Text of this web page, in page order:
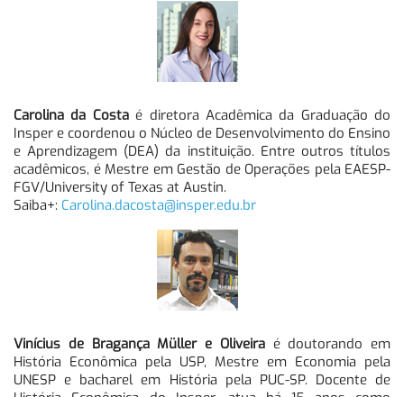
Carolina da Costaé diretora Acadêmica da Graduação do
Insper e coordenou o Núcleo de Desenvolvimento do Ensino
e Aprendizagem (DEA) da instituição. Entre outros títulos
acadêmicos, é Mestre em Gestão de Operações pela EAESP-
FGV/University of Texas at Austin.
Saiba+: Carolina.dacosta@insper.edu.br
Vinícius de Bragança Müller e Oliveiraé doutorando em
História Econômica pela USP, Mestre em Economia pela
UNESP e bacharel em História pela PUC-SP. Docente de